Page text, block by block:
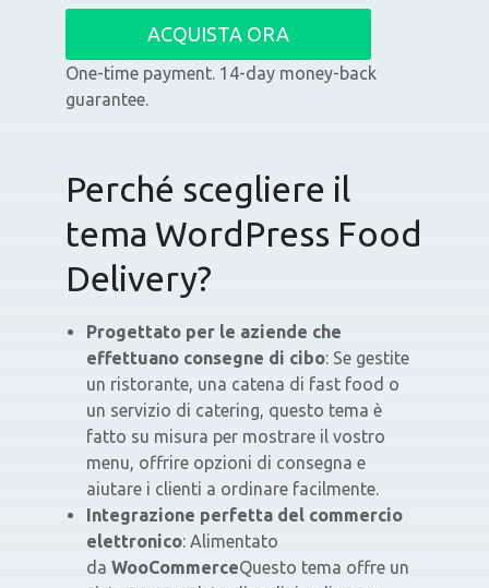
ACQUISTA ORA
One-time payment. 14-day money-back
guarantee.
Perché scegliere il
tema WordPress Food
Delivery?
Progettato per le aziende che
effettuano consegne di cibo: Se gestite
un ristorante, una catena di fast food o
un servizio di catering, questo tema è
fatto su misura per mostrare il vostro
menu, offrire opzioni di consegna e
aiutare i clienti a ordinare facilmente.
Integrazione perfetta del commercio
elettronico: Alimentato
daWooCommerceQuesto tema offre un